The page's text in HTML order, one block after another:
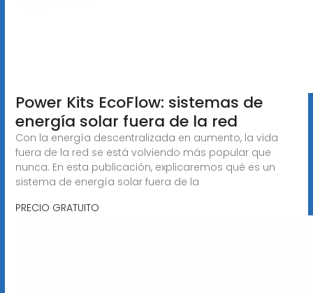
Power Kits EcoFlow: sistemas de
energía solar fuera de la red
Con la energía descentralizada en aumento, la vida
fuera de la red se está volviendo más popular que
nunca. En esta publicación, explicaremos qué es un
sistema de energía solar fuera de la
PRECIO GRATUITO